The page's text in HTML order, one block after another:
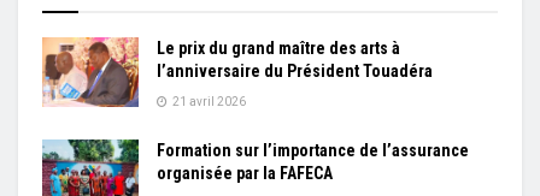
Le prix du grand maître des arts à
l’anniversaire du Président Touadéra
21 avril 2026
Formation sur l’importance de l’assurance
organisée par la FAFECA